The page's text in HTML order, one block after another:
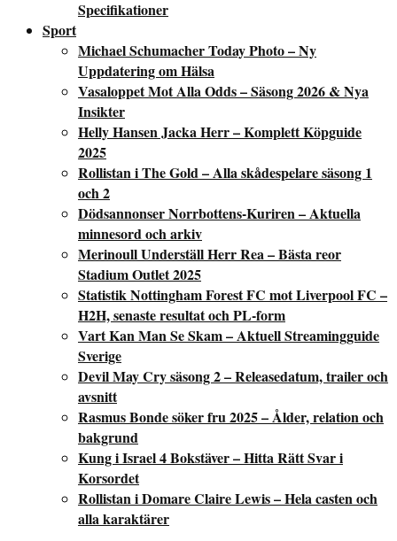
Specifikationer
Sport
Michael Schumacher Today Photo – Ny
Uppdatering om Hälsa
Vasaloppet Mot Alla Odds – Säsong 2026 & Nya
Insikter
Helly Hansen Jacka Herr – Komplett Köpguide
2025
Rollistan i The Gold – Alla skådespelare säsong 1
och 2
Dödsannonser Norrbottens-Kuriren – Aktuella
minnesord och arkiv
Merinoull Underställ Herr Rea – Bästa reor
Stadium Outlet 2025
Statistik Nottingham Forest FC mot Liverpool FC –
H2H, senaste resultat och PL-form
Vart Kan Man Se Skam – Aktuell Streamingguide
Sverige
Devil May Cry säsong 2 – Releasedatum, trailer och
avsnitt
Rasmus Bonde söker fru 2025 – Ålder, relation och
bakgrund
Kung i Israel 4 Bokstäver – Hitta Rätt Svar i
Korsordet
Rollistan i Domare Claire Lewis – Hela casten och
alla karaktärer